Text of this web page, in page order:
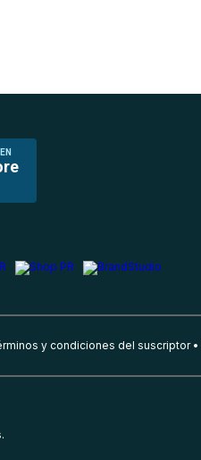
y condiciones del suscriptor